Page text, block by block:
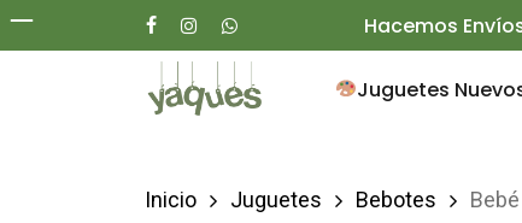
Skip
to
Hacemos
Presione enter para buscar o ESC para
Juguetes
Inicio Juguetes Bebotes